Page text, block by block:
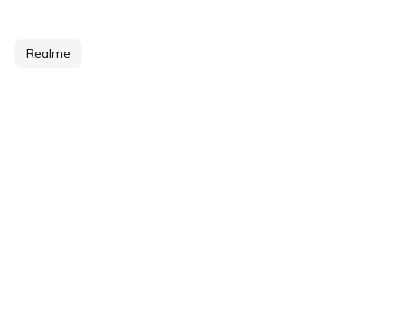
Realme